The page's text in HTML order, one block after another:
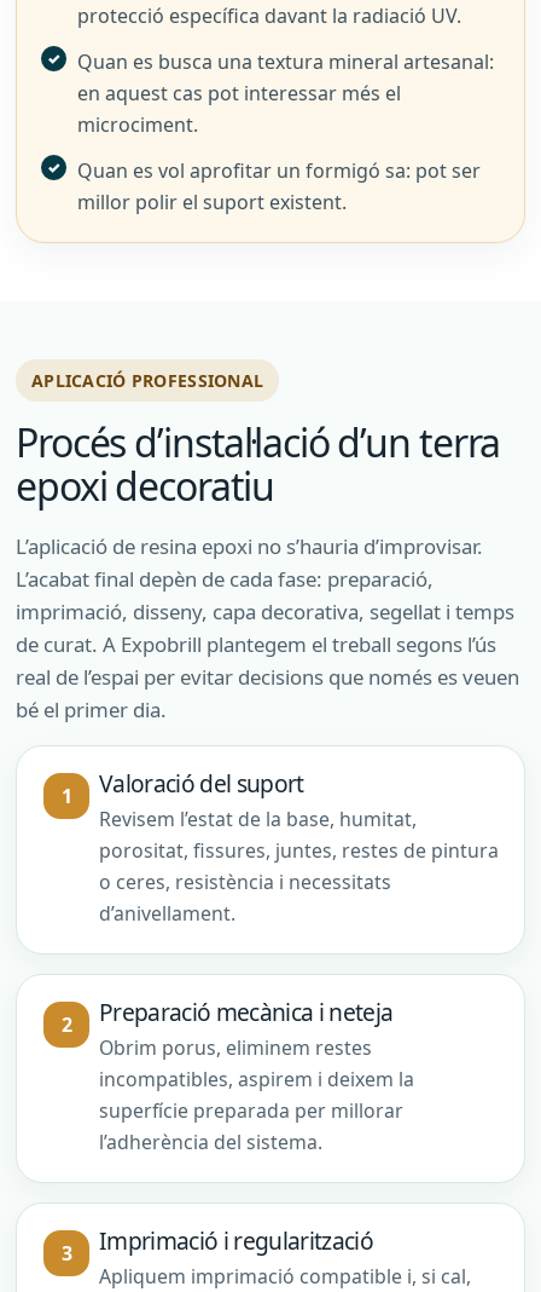
protecció específica davant la radiació UV.
Quan es busca una textura mineral artesanal:
en aquest cas pot interessar més el
microciment.
Quan es vol aprofitar un formigó sa: pot ser
millor polir el suport existent.
APLICACIÓ PROFESSIONAL
Procés d’instal·lació d’un terra
epoxi decoratiu
L’aplicació de resina epoxi no s’hauria d’improvisar.
L’acabat final depèn de cada fase: preparació,
imprimació, disseny, capa decorativa, segellat i temps
de curat. A Expobrill plantegem el treball segons l’ús
real de l’espai per evitar decisions que només es veuen
bé el primer dia.
Valoració del suport
Revisem l’estat de la base, humitat,
porositat, fissures, juntes, restes de pintura
o ceres, resistència i necessitats
d’anivellament.
Preparació mecànica i neteja
Obrim porus, eliminem restes
incompatibles, aspirem i deixem la
superfície preparada per millorar
l’adherència del sistema.
Imprimació i regularització
Apliquem imprimació compatible i, si cal,